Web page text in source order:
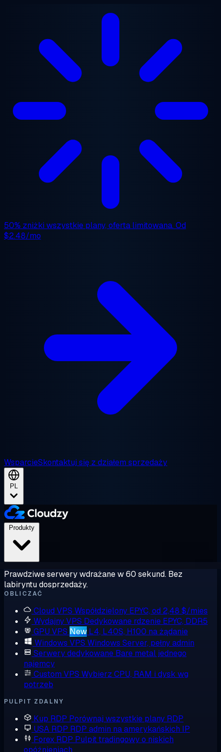
50% zniżki wszystkie plany, oferta limitowana. Od
$2.48/mo
WsparcieSkontaktuj się z działem sprzedaży
PL
Prawdziwe serwery wdrażane w 60 sekund. Bez
labiryntu dosprzedaży.
OBLICZAĆ
Cloud VPS Współdzielony EPYC, od 2,48 $/mies
Wydajny VPS Dedykowane rdzenie EPYC, DDR5
GPU VPS New L4, L40S, H100 na żądanie
Windows VPS Windows Server, pełny admin
Serwery dedykowane Bare metal jednego
najemcy
Custom VPS Wybierz CPU, RAM i dysk wg
potrzeb
PULPIT ZDALNY
Kup RDP Porównaj wszystkie plany RDP
USA RDP RDP admin na amerykańskich IP
Forex RDP Pulpit tradingowy o niskich
opóźnieniach